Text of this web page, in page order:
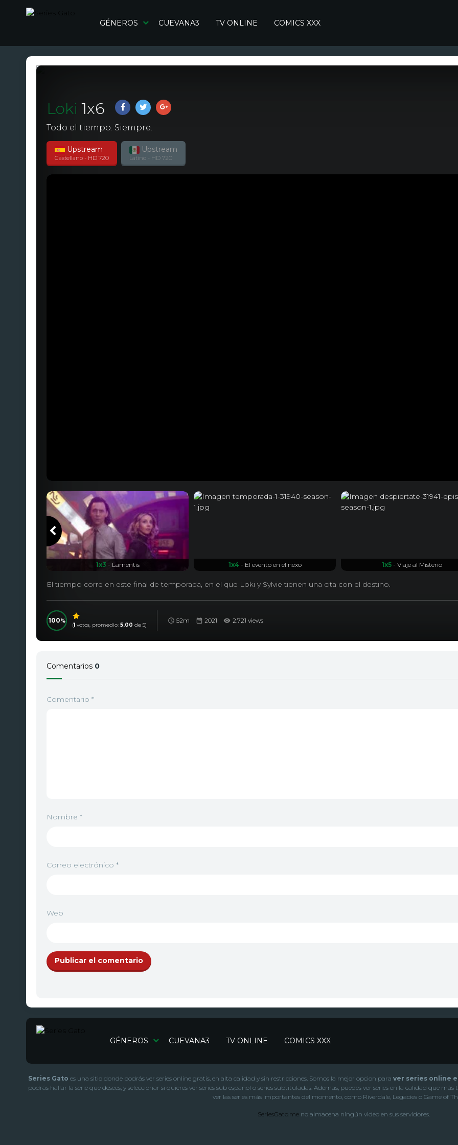
GÉNEROS CUEVANA3 TV ONLINE COMICS XXX
Loki1x6
Todo el tiempo. Siempre.
Upstream
Castellano - HD 720
Upstream
Latino - HD 720
1x3 - Lamentis 1x4 - El evento en el nexo 1x5 - Viaje al Misterio
El tiempo corre en este final de temporada, en el que Loki y Sylvie tienen una cita con el destino.
100
(1 votos, promedio: 5,00 de 5)
52m 2021 2.721 views
Comentarios 0
Comentario *
Nombre *
Correo electrónico *
Web
GÉNEROS CUEVANA3 TV ONLINE COMICS XXX
Series Gato es una sitio donde podrás ver series online gratis, en alta calidad y sin restricciones. Somos la mejor opcion para ver series online
podrás hallar la serie que desees, y seleccionar si quieres ver series sub español o series subtituladas. Ademas, puedes ver series en la calidad que
ver las series más importantes del momento, como Riverdale, Legacies o Game of
SeriesGato.meno almacena ningún video en sus servidores.